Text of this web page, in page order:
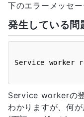
下のエラーメッセー
発生している問
Service workerの
わかりますが、何が